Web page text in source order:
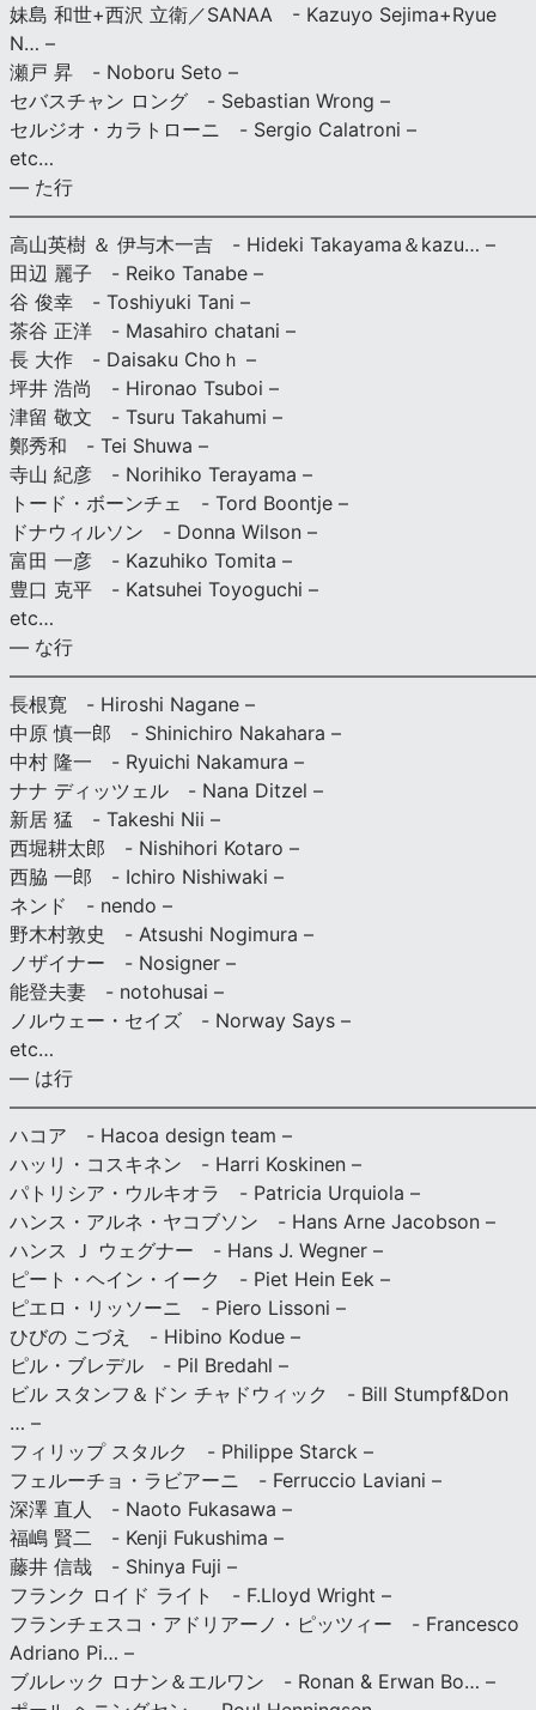
妹島 和世+西沢 立衛／SANAA - Kazuyo Sejima+Ryue
N… –
瀬戸 昇 - Noboru Seto –
セバスチャン ロング - Sebastian Wrong –
セルジオ・カラトローニ - Sergio Calatroni –
etc…
— た行
高山英樹 ＆ 伊与木一吉 - Hideki Takayama＆kazu… –
田辺 麗子 - Reiko Tanabe –
谷 俊幸 - Toshiyuki Tani –
茶谷 正洋 - Masahiro chatani –
長 大作 - Daisaku Choｈ –
坪井 浩尚 - Hironao Tsuboi –
津留 敬文 - Tsuru Takahumi –
鄭秀和 - Tei Shuwa –
寺山 紀彦 - Norihiko Terayama –
トード・ボーンチェ - Tord Boontje –
ドナウィルソン - Donna Wilson –
富田 一彦 - Kazuhiko Tomita –
豊口 克平 - Katsuhei Toyoguchi –
etc…
— な行
長根寛 - Hiroshi Nagane –
中原 慎一郎 - Shinichiro Nakahara –
中村 隆一 - Ryuichi Nakamura –
ナナ ディッツェル - Nana Ditzel –
新居 猛 - Takeshi Nii –
西堀耕太郎 - Nishihori Kotaro –
西脇 一郎 - Ichiro Nishiwaki –
ネンド - nendo –
野木村敦史 - Atsushi Nogimura –
ノザイナー - Nosigner –
能登夫妻 - notohusai –
ノルウェー・セイズ - Norway Says –
etc…
— は行
ハコア - Hacoa design team –
ハッリ・コスキネン - Harri Koskinen –
パトリシア・ウルキオラ - Patricia Urquiola –
ハンス・アルネ・ヤコブソン - Hans Arne Jacobson –
ハンス Ｊ ウェグナー - Hans J. Wegner –
ピート・ヘイン・イーク - Piet Hein Eek –
ピエロ・リッソーニ - Piero Lissoni –
ひびの こづえ - Hibino Kodue –
ピル・ブレデル - Pil Bredahl –
ビル スタンフ＆ドン チャドウィック - Bill Stumpf&Don
… –
フィリップ スタルク - Philippe Starck –
フェルーチョ・ラビアーニ - Ferruccio Laviani –
深澤 直人 - Naoto Fukasawa –
福嶋 賢二 - Kenji Fukushima –
藤井 信哉 - Shinya Fuji –
フランク ロイド ライト - F.Lloyd Wright –
フランチェスコ・アドリアーノ・ピッツィー - Francesco
Adriano Pi… –
ブルレック ロナン＆エルワン - Ronan & Erwan Bo… –